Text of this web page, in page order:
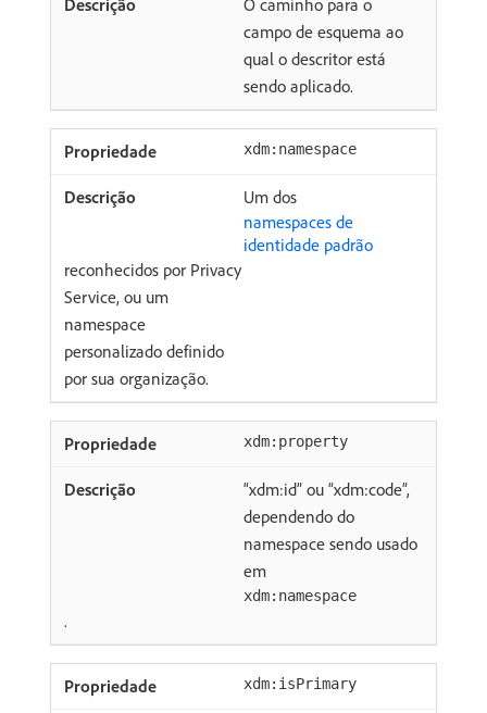
campo de esquema ao
qual o descritor está
sendo aplicado.
xdm:namespace
Um dos
namespaces de
identidade padrão
reconhecidos por Privacy
Service, ou um
namespace
personalizado definido
por sua organização.
xdm:property
“xdm:id” ou “xdm:code”,
dependendo do
namespace sendo usado
em
xdm:namespace
.
xdm:isPrimary